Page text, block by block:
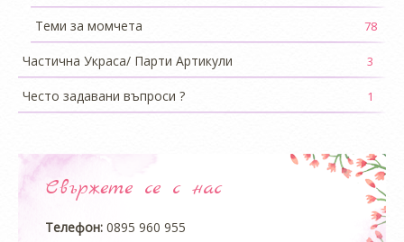
Теми за момчета 78
Частична Украса/ Парти Артикули 3
Често задавани въпроси ? 1
Свържете се с нас
Телефон: 0895 960 955